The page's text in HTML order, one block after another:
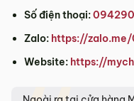
Số điện thoại:
Zalo: https://
Website: https://